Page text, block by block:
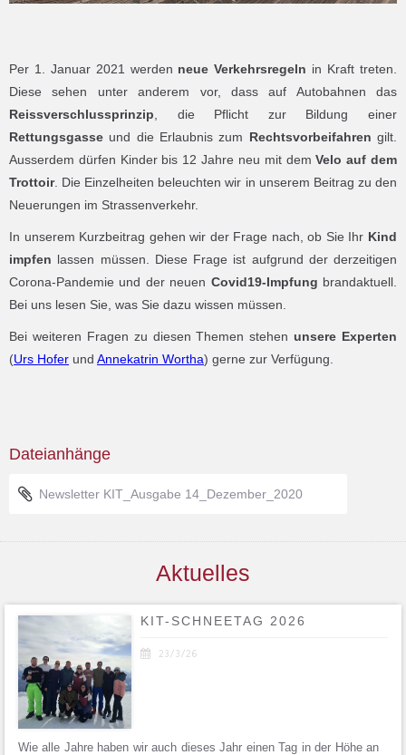
Per 1. Januar 2021 werden neue Verkehrsregeln in Kraft treten.
Diese sehen unter anderem vor, dass auf Autobahnen das
Reissverschlussprinzip , die Pflicht zur Bildung einer
Rettungsgasse und die Erlaubnis zum Rechtsvorbeifahrengilt.
Ausserdem dürfen Kinder bis 12 Jahre neu mit demVelo auf dem
Trottoir. Die Einzelheiten beleuchten wir in unserem Beitrag zu den
Neuerungen im Strassenverkehr.
In unserem Kurzbeitrag gehen wir der Frage nach, ob Sie Ihr Kind
impfen lassen müssen. Diese Frage ist aufgrund der derzeitigen
Corona-Pandemie und der neuen Covid19-Impfung brandaktuell.
Bei uns lesen Sie, was Sie dazu wissen müssen.
Bei weiteren Fragen zu diesen Themen stehen unsere Experten
(Urs Hofer und Annekatrin Wortha) gerne zur Verfügung.
Dateianhänge
 Newsletter KIT_Ausgabe 14_Dezember_2020
Aktuelles
KIT-SCHNEETAG 2026
 23/3/26
Wie alle Jahre haben wir auch dieses Jahr einen Tag in der Höhe an